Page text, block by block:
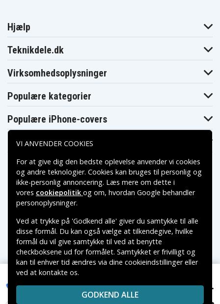
Dranetz DBPV10, 7.2V, 3000 mAh 159 kr.
Hjælp
Teknikdele.dk
Virksomhedsoplysninger
Populære kategorier
Populære iPhone-covers
Populære Samsung-covers
Betalingsmuligheder
Leveringsmuligheder
Copyright © 2026, Spares Nordic AB
VAREMÆRKER NÆVNT PÅ DETTE WEB TILHØRER DE
RESPEKTIVE VAREMÆRKERS-EJER.
VI ANVENDER COOKIES
For at give dig den bedste oplevelse anvender vi cookies
og andre teknologier. Cookies kan bruges til personlig og
ikke-personlig annoncering. Læs mere om dette i
vores cookiepolitik og om, hvordan Google behandler
personoplysninger.
Ved at trykke på 'Godkend alle' giver du samtykke til alle
disse formål. Du kan også vælge at tilkendegive, hvilke
formål du vil give samtykke til ved at benytte
checkboksene ud for formålet. Samtykket er frivilligt og
kan til enhver tid ændres via dine cookieindstillinger eller
ved at kontakte os.
GODKEND ALLE